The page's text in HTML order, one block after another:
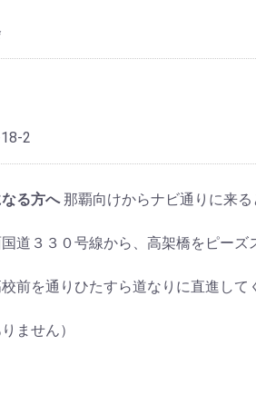
2
る方へ那覇向けからナビ通りに来
道３３０号線から、高架橋をピー
前を通りひたすら道なりに直進して
ません）